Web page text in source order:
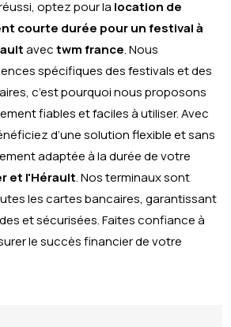
optez pour la location de
courte durée pour un festival à
avectwm france. Nous
spécifiques des festivals et des
c’est pourquoi nous proposons
fiables et faciles à utiliser. Avec
d’une solution flexible et sans
adaptée à la durée de votre
et l'Hérault. Nos terminaux sont
les cartes bancaires, garantissant
et sécurisées. Faites confiance à
le succès financier de votre